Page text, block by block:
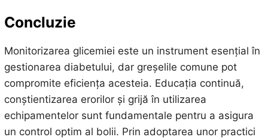
Concluzie
Monitorizarea glicemiei este un instrument esențial în
gestionarea diabetului, dar greșelile comune pot
compromite eficiența acesteia. Educația continuă,
conștientizarea erorilor și grijă în utilizarea
echipamentelor sunt fundamentale pentru a asigura
un control optim al bolii. Prin adoptarea unor practici